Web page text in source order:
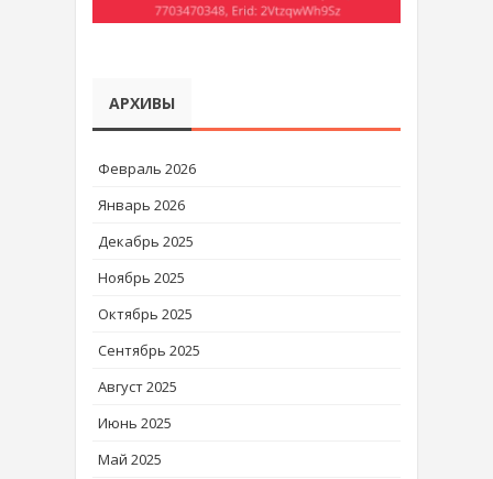
АРХИВЫ
Февраль 2026
Январь 2026
Декабрь 2025
Ноябрь 2025
Октябрь 2025
Сентябрь 2025
Август 2025
Июнь 2025
Май 2025